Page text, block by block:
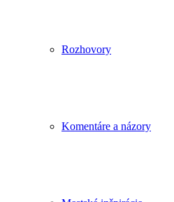
Rozhovory
Komentáre a názory